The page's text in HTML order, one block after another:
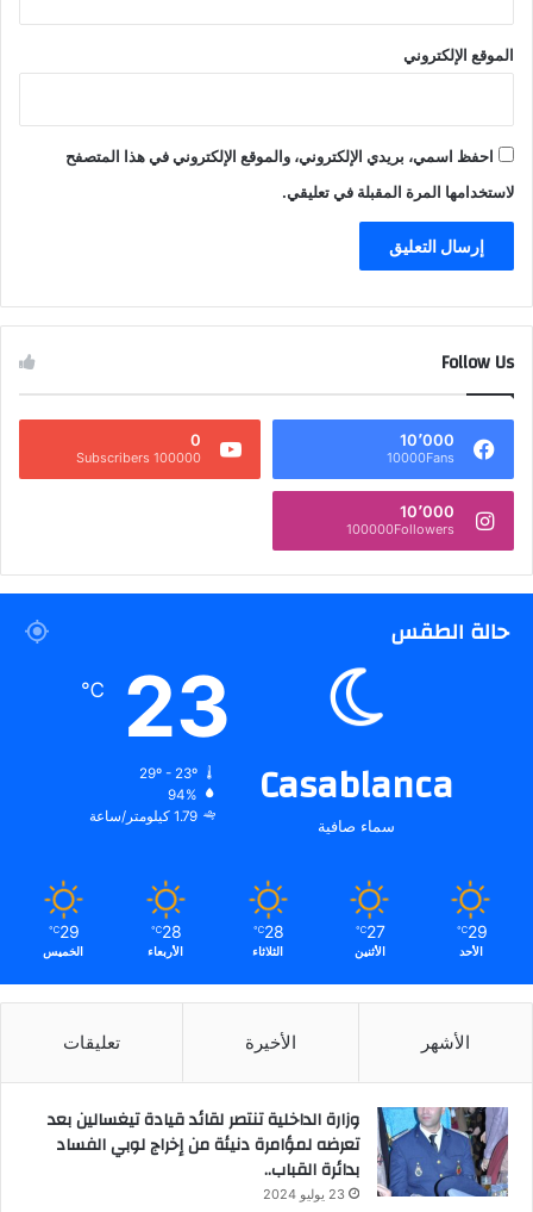
الموقع الإلكتروني
احفظ اسمي، بريدي الإلكتروني، والموقع الإلكتروني في هذا المتصفح
لاستخدامها المرة المقبلة في تعليقي.
Follow Us
10٬000
10000Fans
0
100000 Subscribers
10٬000
100000Followers
حالة الطقس
Casablanca
سماء صافية
23
℃
29º - 23º
94%
1.79 كيلومتر/ساعة
29
℃
الأحد
27
℃
الأثنين
28
℃
الثلاثاء
28
℃
الأربعاء
29
℃
الخميس
الأشهر الأخيرة تعليقات
وزارة الداخلية تنتصر لقائد قيادة تيغسالين بعد
تعرضه لمؤامرة دنيئة من إخراج لوبي الفساد
بدائرة القباب..
23 يوليو 2024